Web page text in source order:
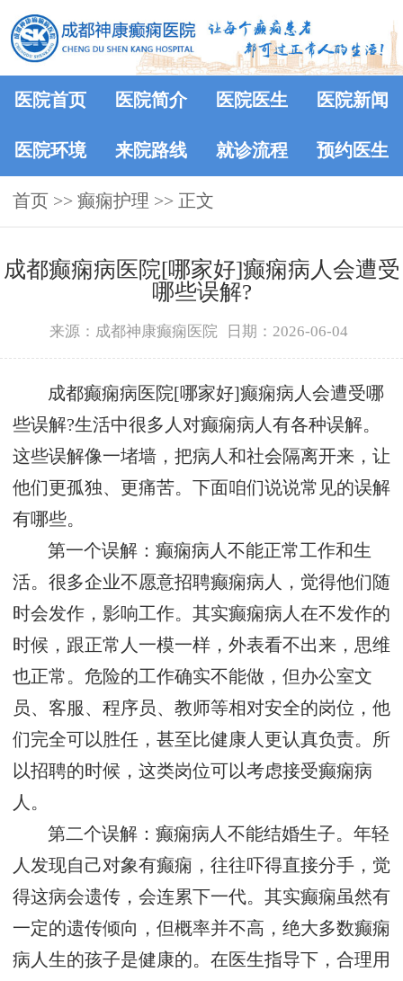
医院首页 医院简介 医院医生 医院新闻
医院环境 来院路线 就诊流程 预约医生
首页 >> 癫痫护理 >> 正文
成都癫痫病医院[哪家好]癫痫病人会遭受
哪些误解?
来源：成都神康癫痫医院 日期：2026-06-04
成都癫痫病医院[哪家好]癫痫病人会遭受哪
些误解?生活中很多人对癫痫病人有各种误解。
这些误解像一堵墙，把病人和社会隔离开来，让
他们更孤独、更痛苦。下面咱们说说常见的误解
有哪些。
第一个误解：癫痫病人不能正常工作和生
活。很多企业不愿意招聘癫痫病人，觉得他们随
时会发作，影响工作。其实癫痫病人在不发作的
时候，跟正常人一模一样，外表看不出来，思维
也正常。危险的工作确实不能做，但办公室文
员、客服、程序员、教师等相对安全的岗位，他
们完全可以胜任，甚至比健康人更认真负责。所
以招聘的时候，这类岗位可以考虑接受癫痫病
人。
第二个误解：癫痫病人不能结婚生子。年轻
人发现自己对象有癫痫，往往吓得直接分手，觉
得这病会遗传，会连累下一代。其实癫痫虽然有
一定的遗传倾向，但概率并不高，绝大多数癫痫
病人生的孩子是健康的。在医生指导下，合理用